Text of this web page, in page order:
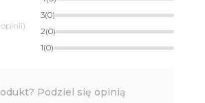
opinii)
3(0)
2(0)
1(0)
Podziel się opinią